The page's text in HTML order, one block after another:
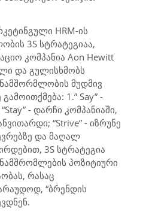
HRM-ის
3S სტრატეგიაა,
კომპანია Aon Hewitt
და გულისხმობს
მუდმივ
1.” Say” -
- დარჩი კომპანიაში,
“Strive” - იზრუნე
და მაღალ
3S სტრატეგია
პოზიტიური
რასაც
“ბრენდის